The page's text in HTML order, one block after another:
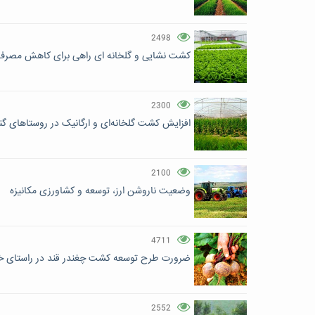
2498
کشت نشایی و گلخانه ای راهی برای کاهش
2300
افزایش کشت گلخانه‌ای و ارگانیک در روستاهای
2100
وضعیت ناروشن ارز، توسعه و کشاورزی مکانیزه
4711
ضرورت طرح توسعه کشت چغندر قند در راستای
2552